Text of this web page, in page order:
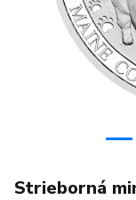
Strieborná